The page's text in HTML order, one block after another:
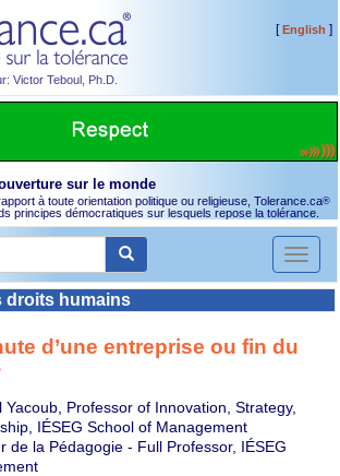
Victor Teboul, Ph.D.
[English ]
sur le monde
à toute orientation politique ou religieuse, Tolerance.ca®
principes démocratiques sur lesquels repose la tolérance.
Toggle
droits humains
d’une entreprise ou fin du
Yacoub, Professor of Innovation, Strategy,
IÉSEG School of Management
de la Pédagogie - Full Professor, IÉSEG